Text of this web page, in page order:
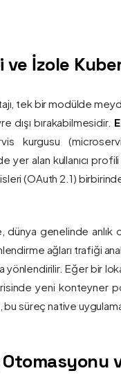
ve İzole
tek bir modülde
bırakabilmesidir.
kurgusu
yer alan kullanıcı
(OAuth 2.1)
dünya genelinde
ağları trafiği
Eğer bir
yeni konteyner
süreç native